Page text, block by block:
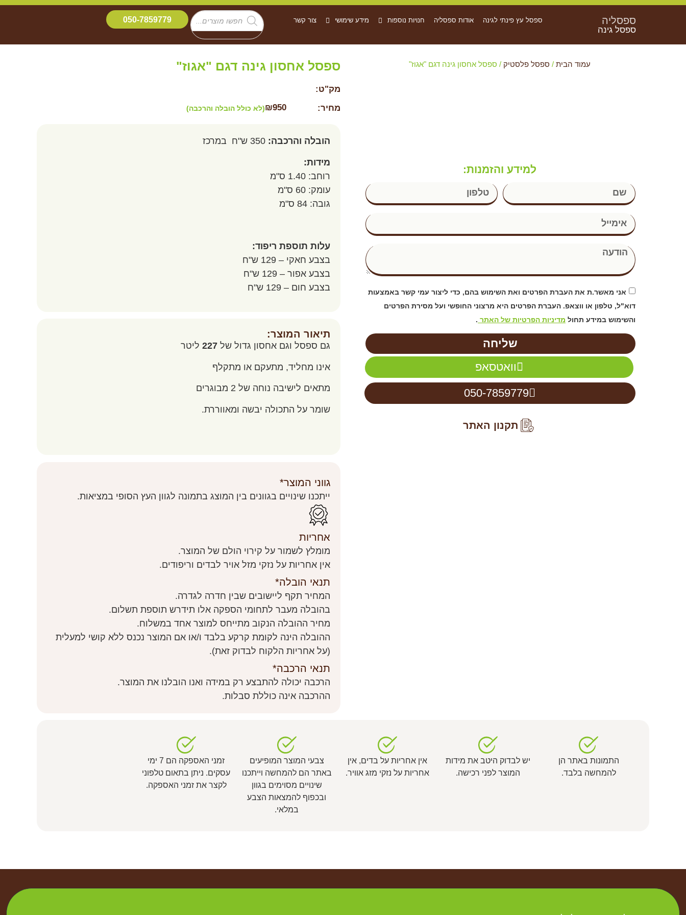
ספסליה
ספסל גינה
ספסל עץ פינתי לגינה אודות ספסליה חנויות נוספות מידע שימושי צור קשר 050-7859779
עמוד הבית/ ספסל פלסטיק / ספסל אחסון גינה דגם "אגוז"
למידע והזמנות:
אני מאשר.ת את העברת הפרטים ואת השימוש בהם, כדי ליצור עמי קשר באמצעות
דוא"ל, טלפון או ווצאפ. העברת הפרטים היא מרצוני החופשי ועל מסירת הפרטים
והשימוש במידע תחול מדיניות הפרטיות של האתר .
שליחה
וואטסאפ
050-7859779
תקנון האתר
ספסל אחסון גינה דגם "אגוז"
מק"ט:
מחיר:
₪950 (לא כולל הובלה והרכבה)
הובלה והרכבה: 350 ש"ח במרכז
מידות:
רוחב: 1.40 ס"מ
עומק: 60 ס"מ
גובה: 84 ס"מ
עלות תוספת ריפוד:
בצבע חאקי – 129 ש"ח
בצבע אפור – 129 ש"ח
בצבע חום – 129 ש"ח
תיאור המוצר:
גם ספסל וגם אחסון גדול של227 ליטר
אינו מחליד, מתעקם או מתקלף
מתאים לישיבה נוחה של 2 מבוגרים
שומר על התכולה יבשה ומאווררת.
גווני המוצר*
ייתכנו שינויים בגוונים בין המוצג בתמונה לגוון העץ הסופי במציאות.
אחריות
מומלץ לשמור על קירוי הולם של המוצר.
אין אחריות על נזקי מזל אויר לבדים וריפודים.
תנאי הובלה*
המחיר תקף ליישובים שבין חדרה לגדרה.
בהובלה מעבר לתחומי הספקה אלו תידרש תוספת תשלום.
מחיר ההובלה הנקוב מתייחס למוצר אחד במשלוח.
ההובלה הינה לקומת קרקע בלבד ו/או אם המוצר נכנס ללא קושי למעלית
(על אחריות הלקוח לבדוק זאת).
תנאי הרכבה*
הרכבה יכולה להתבצע רק במידה ואנו הובלנו את המוצר.
ההרכבה אינה כוללת סבלות.
התמונות באתר הן
להמחשה בלבד.
יש לבדוק היטב את מידות
המוצר לפני רכישה.
אין אחריות על בדים, אין
אחריות על נזקי מזג אוויר.
צבעי המוצר המופיעים
באתר הם להמחשה וייתכנו
שינויים מסוימים בגוון
ובכפוף להמצאות הצבע
במלאי.
זמני האספקה הם 7 ימי
עסקים. ניתן בתאום טלפוני
לקצר את זמני האספקה.